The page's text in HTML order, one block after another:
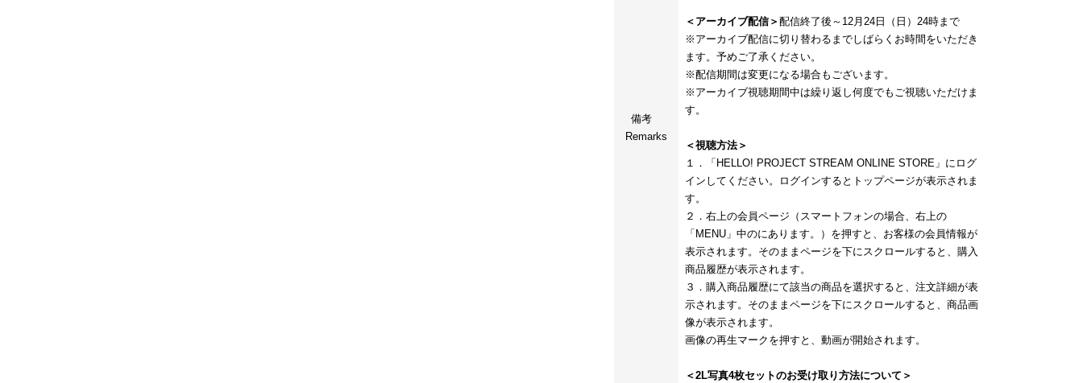
備考
Remarks
＜アーカイブ配信＞ 配信終了後～12月24日（日）24時まで
※アーカイブ配信に切り替わるまでしばらくお時間をいただき
ます。予めご了承ください。
※配信期間は変更になる場合もございます。
※アーカイブ視聴期間中は繰り返し何度でもご視聴いただけま
す。
＜視聴方法＞
１．「HELLO! PROJECT STREAM ONLINE STORE」にログ
インしてください。ログインするとトップページが表示されま
す。
２．右上の会員ページ（スマートフォンの場合、右上の
「MENU」中のにあります。）を押すと、お客様の会員情報が
表示されます。そのままページを下にスクロールすると、購入
商品履歴が表示されます。
３．購入商品履歴にて該当の商品を選択すると、注文詳細が表
示されます。そのままページを下にスクロールすると、商品画
像が表示されます。
画像の再生マークを押すと、動画が開始されます。
＜2L写真4枚セットのお受け取り方法について＞